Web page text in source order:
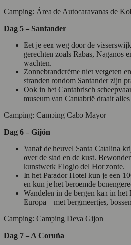
Camping: Área de Autocaravanas de
Dag 5 – Santander
Eet je een weg door de
gerechten zoals Rabas, Naganos
wachten.
Zonnebrandcrème niet vergeten
stranden rondom Santander zijn
Ook in het Cantabrisch
museum van Cantabrië draait alles
Camping: Camping Cabo Mayor
Dag 6 – Gijón
Vanaf de heuvel Santa Catalina
over de stad en de kust.
kunstwerk Elogio del Horizonte.
In het Parador Hotel kun je een
en kun je het beroemde
Wandelen in de bergen kan in het
Europa – met bergmeertjes,
Camping: Camping Deva Gijon
Dag 7 – A Coruña